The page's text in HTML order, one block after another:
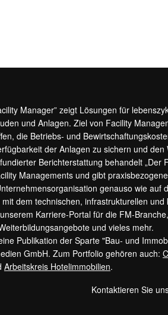
Manager” zeigt Lösungen für
und Anlagen. Ziel von Facility
die Betriebs- und
der Anlagen zu sichern und
Berichterstattung behandelt „Der
Managements und gibt
genauso wie auf
dem technischen, infrastrukturellen und
Karriere-Portal für die FM-
und vieles mehr.
Publikation der Sparte "Bau- und
GmbH. Zum Portfolio gehören auch:
Arbeitskreis Hotelimmobilien.
Kontaktieren Sie